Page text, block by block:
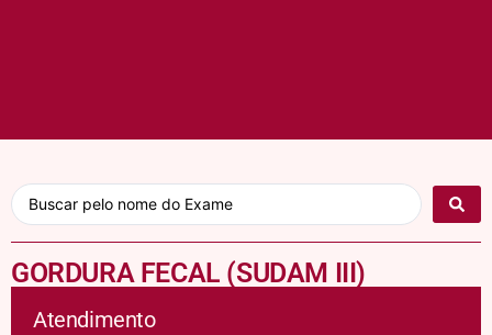
GORDURA FECAL (SUDAM III)
Atendimento